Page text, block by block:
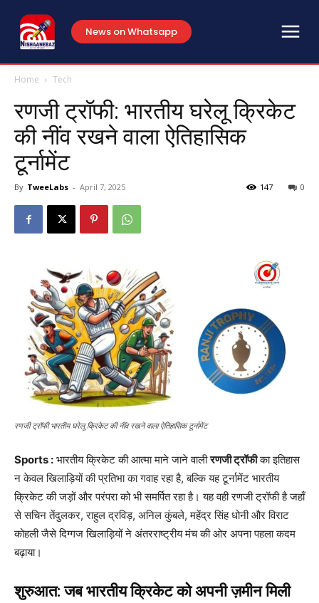
News on Whatsapp
Home Tech
रणजी ट्रॉफी: भारतीय घरेलू क्रिकेट
की नींव रखने वाला ऐतिहासिक
टूर्नामेंट
By TweeLabs - April 7, 2025 0
147
रणजी ट्रॉफी भारतीय घरेलू क्रिकेट की नींव रखने वाला ऐतिहासिक टूर्नामेंट
Sports : भारतीय क्रिकेट की आत्मा माने जाने वालीरणजी ट्रॉफीका इतिहास
न केवल खिलाड़ियों की प्रतिभा का गवाह रहा है, बल्कि यह टूर्नामेंट भारतीय
क्रिकेट की जड़ों और परंपरा को भी समर्पित रहा है। यह वही रणजी ट्रॉफी है जहाँ
से सचिन तेंदुलकर, राहुल द्रविड़, अनिल कुंबले, महेंद्र सिंह धोनी और विराट
कोहली जैसे दिग्गज खिलाड़ियों ने अंतरराष्ट्रीय मंच की ओर अपना पहला कदम
बढ़ाया।
शुरुआत: जब भारतीय क्रिकेट को अपनी ज़मीन मिली